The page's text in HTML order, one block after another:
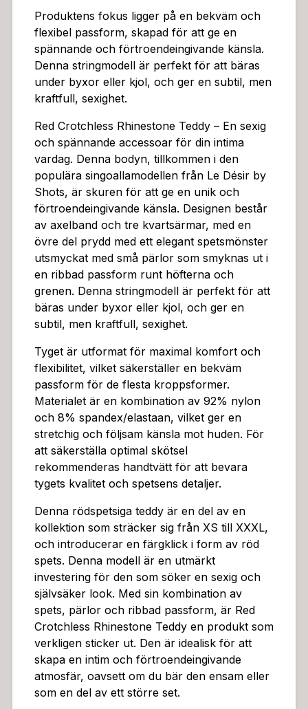
och självsäkerhet. Tänk dig att du smyger dig in i denn
a teddy, känslan av stretch och den mjuka spetsen m
ot din hud – en upplevelse som verkligen stimulerar si
nnena.Denna stringmodell är perfekt för att bäras un
der byxor eller kjol, och ger en subtil, men kraftfull, s
exighet. Den är idealisk för att skapa en intim och fört
roendeingivande atmosfär, oavsett om du bär den ens
am eller som en del av ett större set. Den rödspetiga f
ärgen förstärker den sensuella känslan och gör att du
känner dig som den du är – självsäker, attraktiv och r
edo för äventyr. Låt denna teddy bli din hemliga vapen
för att öka din självsäkerhet och njuta av din kropp fu
llt ut. Den är en perfekt accessoar för kvällar hemma,
romantiska middagar eller när du bara vill känna dig lit
e extra speciell. Denna string är en inbjudan till att utf
orska din sexualitet och njuta av din egen skönhet.
Produktens fokus ligger på en bekväm och
flexibel passform, skapad för att ge en
spännande och förtroendeingivande känsla.
Denna stringmodell är perfekt för att bäras
under byxor eller kjol, och ger en subtil, men
kraftfull, sexighet.
Red Crotchless Rhinestone Teddy – En sexig
och spännande accessoar för din intima
vardag. Denna bodyn, tillkommen i den
populära singoallamodellen från Le Désir by
Shots, är skuren för att ge en unik och
förtroendeingivande känsla. Designen består
av axelband och tre kvartsärmar, med en
övre del prydd med ett elegant spetsmönster
utsmyckat med små pärlor som smyknas ut i
en ribbad passform runt höfterna och
grenen. Denna stringmodell är perfekt för att
bäras under byxor eller kjol, och ger en
subtil, men kraftfull, sexighet.
Tyget är utformat för maximal komfort och
flexibilitet, vilket säkerställer en bekväm
passform för de flesta kroppsformer.
Materialet är en kombination av 92% nylon
och 8% spandex/elastaan, vilket ger en
stretchig och följsam känsla mot huden. För
att säkerställa optimal skötsel
rekommenderas handtvätt för att bevara
tygets kvalitet och spetsens detaljer.
Denna rödspetsiga teddy är en del av en
kollektion som sträcker sig från XS till XXXL,
och introducerar en färgklick i form av röd
spets. Denna modell är en utmärkt
investering för den som söker en sexig och
självsäker look. Med sin kombination av
spets, pärlor och ribbad passform, är Red
Crotchless Rhinestone Teddy en produkt som
verkligen sticker ut. Den är idealisk för att
skapa en intim och förtroendeingivande
atmosfär, oavsett om du bär den ensam eller
som en del av ett större set.